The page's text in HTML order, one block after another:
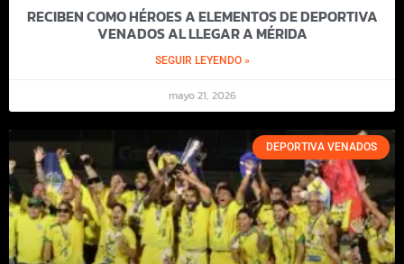
RECIBEN COMO HÉROES A ELEMENTOS DE DEPORTIVA
VENADOS AL LLEGAR A MÉRIDA
SEGUIR LEYENDO »
mayo 21, 2026
DEPORTIVA VENADOS